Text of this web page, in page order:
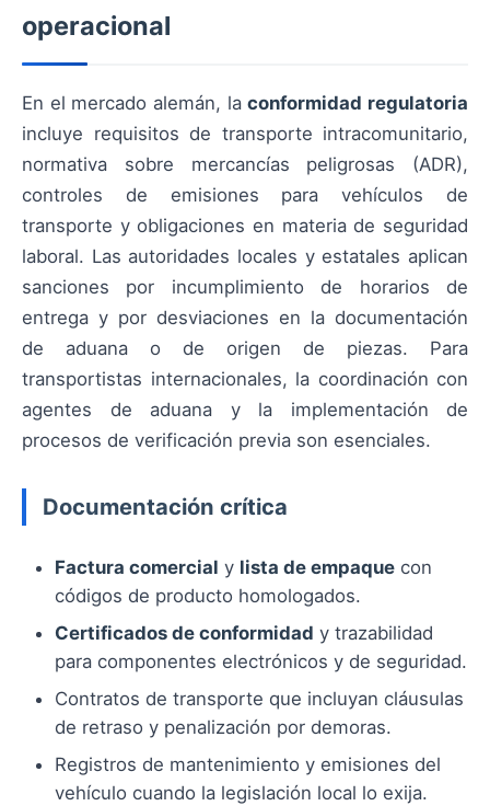
operacional
En el mercado alemán, laconformidad regulatoria
incluye requisitos de transporte intracomunitario,
normativa sobre mercancías peligrosas (ADR),
controles de emisiones para vehículos de
transporte y obligaciones en materia de seguridad
laboral. Las autoridades locales y estatales aplican
sanciones por incumplimiento de horarios de
entrega y por desviaciones en la documentación
de aduana o de origen de piezas. Para
transportistas internacionales, la coordinación con
agentes de aduana y la implementación de
procesos de verificación previa son esenciales.
Documentación crítica
Factura comercial y lista de empaque con
códigos de producto homologados.
Certificados de conformidad y trazabilidad
para componentes electrónicos y de seguridad.
Contratos de transporte que incluyan cláusulas
de retraso y penalización por demoras.
Registros de mantenimiento y emisiones del
vehículo cuando la legislación local lo exija.